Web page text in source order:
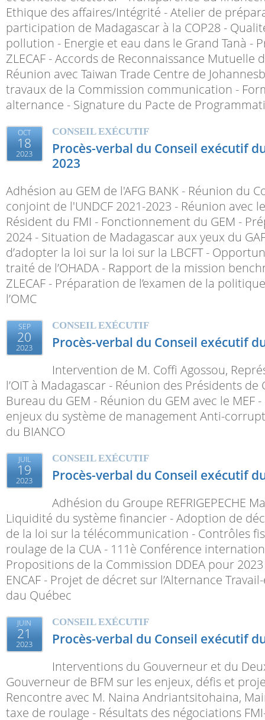
Ethique des affaires/Intégrité - Atelier de
participation de Madagascar à la COP28 -
pollution - Energie et eau dans le Grand Tanà -
ZLECAF - Accords de Reconnaissance Mutuelle
Réunion avec Taiwan Trade Centre de
travaux de la Commission communication -
alternance - Signature du Pacte de
OCT
18
2023
CONSEIL EXÉCUTIF
Procès-verbal du Conseil exécutif
2023
Adhésion au GEM de l'AFG BANK - Réunion du
conjoint de l'UNDCF 2021-2023 - Réunion avec
Résident du FMI - Fonctionnement du GEM -
2024 - Situation de Madagascar aux yeux du
d’adopter la loi sur la loi sur la LBCFT -
traité de l’OHADA - Rapport de la mission
ZLECAF - Préparation de l’examen de la
l’OMC
SEP
20
2023
CONSEIL EXÉCUTIF
Procès-verbal du Conseil exécutif
Intervention de M. Coffi Agossou,
l’OIT à Madagascar - Réunion des Présidents
Bureau du GEM - Réunion du GEM avec le MEF
enjeux du système de management Anti-
du BIANCO
JUIL
19
2023
CONSEIL EXÉCUTIF
Procès-verbal du Conseil exécutif
Adhésion du Groupe REFRIGEPECHE
Liquidité du système financier - Adoption de
de la loi sur la télécommunication - Contrôles
roulage de la CUA - 111è Conférence
Propositions de la Commission DDEA pour
ENCAF - Projet de décret sur l’Alternance
dau Québec
JUIN
21
2023
CONSEIL EXÉCUTIF
Procès-verbal du Conseil exécutif
Interventions du Gouverneur et du
Gouverneur de BFM sur les enjeux, défis et
Rencontre avec M. Naina Andriantsitohaina,
taxe de roulage - Résultats des négociations